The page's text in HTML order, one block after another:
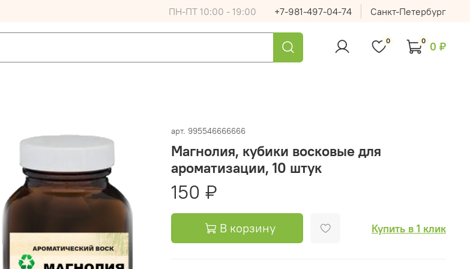
ПН-ПТ 10:00 - 19:00 +7-981-497-04-74 Санкт-Петербург
0 0 0 ₽
арт. 995546666666
Магнолия, кубики восковые для
ароматизации, 10 штук
150 ₽
В корзину Купить в 1 клик